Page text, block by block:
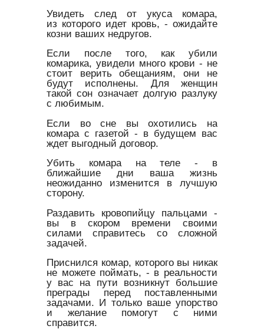
Увидеть след от укуса комара,
из которого идет кровь, - ожидайте
козни ваших недругов.
Если после того, как убили
комарика, увидели много крови - не
стоит верить обещаниям, они не
будут исполнены. Для женщин
такой сон означает долгую разлуку
с любимым.
Если во сне вы охотились на
комара с газетой - в будущем вас
ждет выгодный договор.
Убить комара на теле - в
ближайшие дни ваша жизнь
неожиданно изменится в лучшую
сторону.
Раздавить кровопийцу пальцами -
вы в скором времени своими
силами справитесь со сложной
задачей.
Приснился комар, которого вы никак
не можете поймать, - в реальности
у вас на пути возникнут большие
преграды перед поставленными
задачами. И только ваше упорство
и желание помогут с ними
справится.